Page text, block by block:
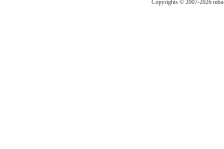
Copyrights © 2007-2026